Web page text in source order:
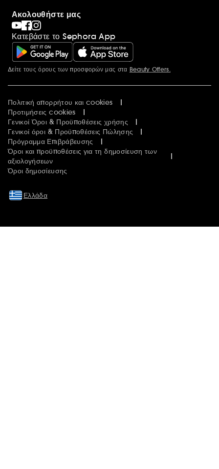
Ακολουθήστε μας
Κατεβάστε το Sephora App
Περισσότερες πληροφορίες
Δείτε τους όρους των προσφορών μας στα Beauty Offers.
Πολιτική απορρήτου και cookies
Προτιμήσεις cookies
Γενικοί Όροι & Προϋποθέσεις χρήσης
Γενικοί όροι & Προϋποθέσεις Πώλησης
Πρόγραμμα Επιβράβευσης
Όροι και προϋποθέσεις για τη δημοσίευση των
αξιολογήσεων
Όροι δημοσίευσης
Ελλάδα